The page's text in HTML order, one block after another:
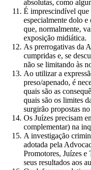
absolutas, como
É imprescindível que
especialmente dolo e
que, normalmente,
exposição midiática.
As prerrogativas da
cumpridas e, se
não se limitando às
Ao utilizar a
preso/apenado, é
quais são as
quais são os limites
surgirão propostas
Os Juízes precisam
complementar) na
A investigação
adotada pela
Promotores, Juízes
seus resultados aos